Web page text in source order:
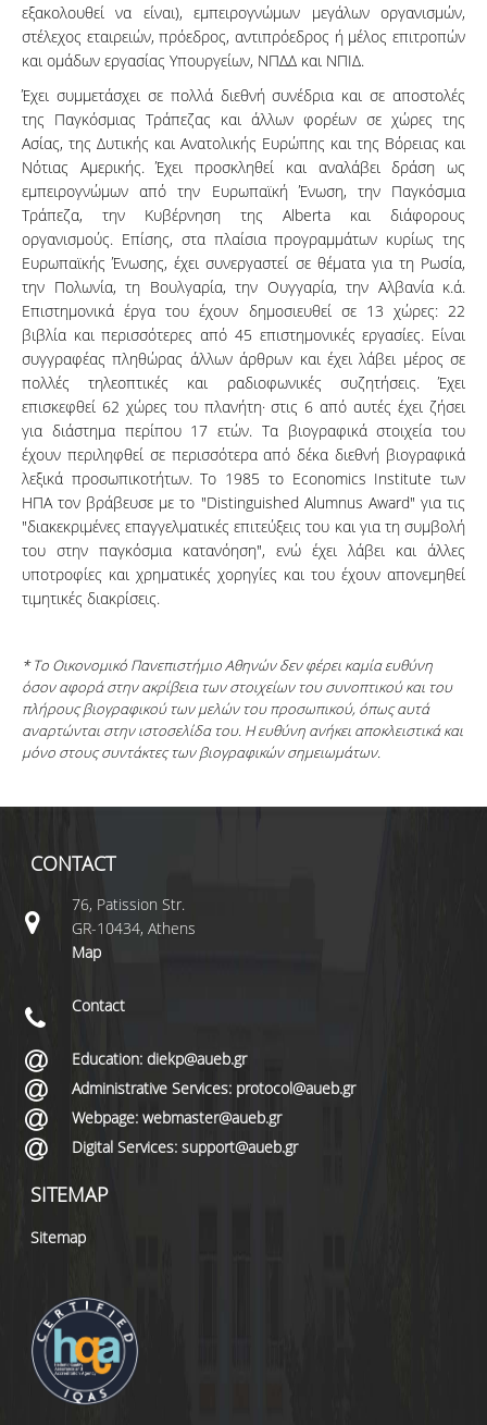
εξακολουθεί να είναι), εμπειρογνώμων μεγάλων οργανισμών,
στέλεχος εταιρειών, πρόεδρος, αντιπρόεδρος ή μέλος επιτροπών
και ομάδων εργασίας Υπουργείων, ΝΠΔΔ και ΝΠΙΔ.
Έχει συμμετάσχει σε πολλά διεθνή συνέδρια και σε αποστολές
της Παγκόσμιας Τράπεζας και άλλων φορέων σε χώρες της
Ασίας, της Δυτικής και Ανατολικής Ευρώπης και της Βόρειας και
Νότιας Αμερικής. Έχει προσκληθεί και αναλάβει δράση ως
εμπειρογνώμων από την Ευρωπαϊκή Ένωση, την Παγκόσμια
Τράπεζα, την Κυβέρνηση της Alberta και διάφορους
οργανισμούς. Επίσης, στα πλαίσια προγραμμάτων κυρίως της
Ευρωπαϊκής Ένωσης, έχει συνεργαστεί σε θέματα για τη Ρωσία,
την Πολωνία, τη Βουλγαρία, την Ουγγαρία, την Αλβανία κ.ά.
Επιστημονικά έργα του έχουν δημοσιευθεί σε 13 χώρες: 22
βιβλία και περισσότερες από 45 επιστημονικές εργασίες. Είναι
συγγραφέας πληθώρας άλλων άρθρων και έχει λάβει μέρος σε
πολλές τηλεοπτικές και ραδιοφωνικές συζητήσεις. Έχει
επισκεφθεί 62 χώρες του πλανήτη· στις 6 από αυτές έχει ζήσει
για διάστημα περίπου 17 ετών. Τα βιογραφικά στοιχεία του
έχουν περιληφθεί σε περισσότερα από δέκα διεθνή βιογραφικά
λεξικά προσωπικοτήτων. Το 1985 το Economics Institute των
ΗΠΑ τον βράβευσε με το "Distinguished Alumnus Award" για τις
"διακεκριμένες επαγγελματικές επιτεύξεις του και για τη συμβολή
του στην παγκόσμια κατανόηση", ενώ έχει λάβει και άλλες
υποτροφίες και χρηματικές χορηγίες και του έχουν απονεμηθεί
τιμητικές διακρίσεις.
* Το Οικονομικό Πανεπιστήμιο Αθηνών δεν φέρει καμία ευθύνη
όσον αφορά στην ακρίβεια των στοιχείων του συνοπτικού και του
πλήρους βιογραφικού των μελών του προσωπικού, όπως αυτά
αναρτώνται στην ιστοσελίδα του. Η ευθύνη ανήκει αποκλειστικά και
μόνο στους συντάκτες των βιογραφικών σημειωμάτων.
CONTACT
76, Patission Str.
GR-10434, Athens
Map
Contact
Education: diekp@aueb.gr
Administrative Services: protocol@aueb.gr
Webpage: webmaster@aueb.gr
Digital Services: support@aueb.gr
SITEMAP
Sitemap